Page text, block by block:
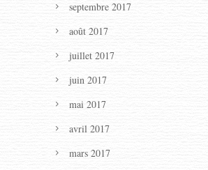
septembre 2017
août 2017
juillet 2017
juin 2017
mai 2017
avril 2017
mars 2017